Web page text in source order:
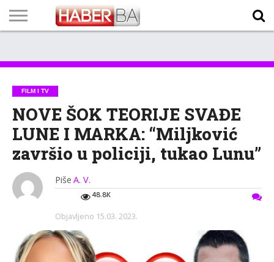
TECH
PROGRAM
PROGNOZA
PUTEVIMA
LISTA
NAMA
FILM I TV
NOVE ŠOK TEORIJE SVAĐE
LUNE I MARKA: “Miljković
završio u policiji, tukao Lunu”
Piše A. V.
48.8K
Objavljeno 15.03. 2023.